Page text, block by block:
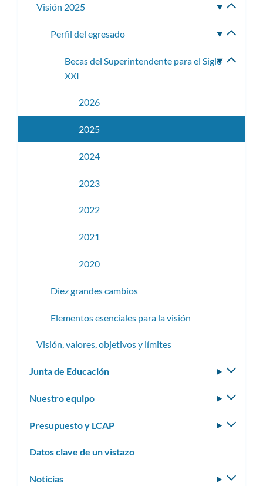
Visión 2025
Perfil del egresado
Becas del Superintendente para el Siglo
XXI
2026
2025
2024
2023
2022
2021
2020
Diez grandes cambios
Elementos esenciales para la visión
Visión, valores, objetivos y límites
Junta de Educación
Nuestro equipo
Presupuesto y LCAP
Datos clave de un vistazo
Noticias